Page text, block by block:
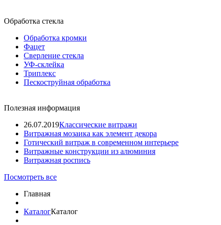
Обработка стекла
Обработка кромки
Фацет
Сверление стекла
УФ-склейка
Триплекс
Пескоструйная обработка
Полезная информация
26.07.2019Классические витражи
Витражная мозаика как элемент декора
Готический витраж в современном интерьере
Витражные конструкции из алюминия
Витражная роспись
Посмотреть все
Главная
КаталогКаталог